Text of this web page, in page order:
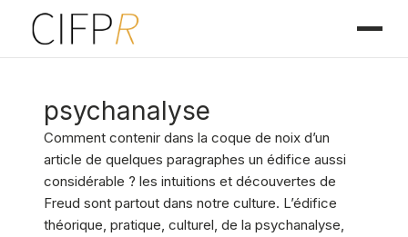
psychanalyse
Comment contenir dans la coque de noix d’un
article de quelques paragraphes un édifice aussi
considérable ? les intuitions et découvertes de
Freud sont partout dans notre culture. L’édifice
théorique, pratique, culturel, de la psychanalyse,